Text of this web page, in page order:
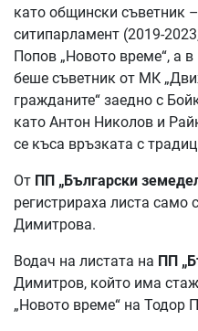
като общински съветник
ситипарламент (2019-
Попов „Новото време“, а
беше съветник от МК
гражданите“ заедно с
като Антон Николов и
се къса връзката с
От ПП „Български
регистрираха листа
Димитрова.
Водач на листата на ПП
Димитров, който има
„Новото време“ на Тодор